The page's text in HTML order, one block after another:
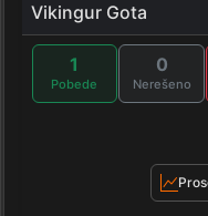
Vikingur Gota
1
Pobede
0
Nerešeno